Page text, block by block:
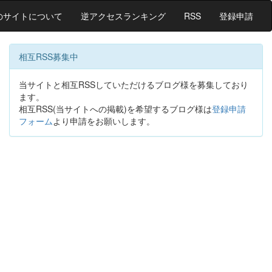
サイトについて 逆アクセスランキング RSS 登録申請
相互RSS募集中
当サイトと相互RSSしていただけるブログ様を募集しており
ます。
相互RSS(当サイトへの掲載)を希望するブログ様は登録申請
フォームより申請をお願いします。